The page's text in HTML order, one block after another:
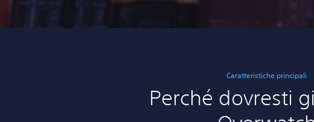
Caratteristiche principali
Perché dovresti